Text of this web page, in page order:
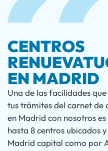
CENTROS
EN MADRID
Una de las facilidades
tus trámites del carnet de
en Madrid con nosotros
hasta 8 centros ubicados
Madrid capital como por